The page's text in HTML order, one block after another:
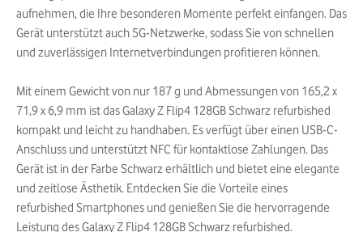
aufnehmen, die Ihre besonderen Momente perfekt einfangen. Das
Gerät unterstützt auch 5G-Netzwerke, sodass Sie von schnellen
und zuverlässigen Internetverbindungen profitieren können.
Mit einem Gewicht von nur 187 g und Abmessungen von 165,2 x
71,9 x 6,9 mm ist das Galaxy Z Flip4 128GB Schwarz refurbished
kompakt und leicht zu handhaben. Es verfügt über einen USB-C-
Anschluss und unterstützt NFC für kontaktlose Zahlungen. Das
Gerät ist in der Farbe Schwarz erhältlich und bietet eine elegante
und zeitlose Ästhetik. Entdecken Sie die Vorteile eines
refurbished Smartphones und genießen Sie die hervorragende
Leistung des Galaxy Z Flip4 128GB Schwarz refurbished.